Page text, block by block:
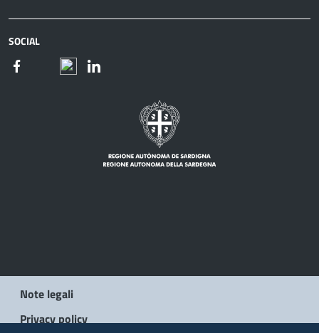
SOCIAL
Note legali
Privacy policy